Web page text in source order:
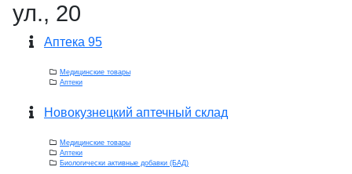
ул., 20
Аптека 95
Медицинские товары
Аптеки
Новокузнецкий аптечный склад
Медицинские товары
Аптеки
Биологически активные добавки (БАД)